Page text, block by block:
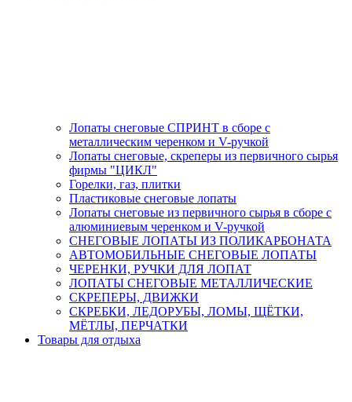
Лопаты снеговые СПРИНТ в сборе с
металлическим черенком и V-ручкой
Лопаты снеговые, скреперы из первичного сырья
фирмы "ЦИКЛ"
Горелки, газ, плитки
Пластиковые снеговые лопаты
Лопаты снеговые из первичного сырья в сборе с
алюминиевым черенком и V-ручкой
СНЕГОВЫЕ ЛОПАТЫ ИЗ ПОЛИКАРБОНАТА
АВТОМОБИЛЬНЫЕ СНЕГОВЫЕ ЛОПАТЫ
ЧЕРЕНКИ, РУЧКИ ДЛЯ ЛОПАТ
ЛОПАТЫ СНЕГОВЫЕ МЕТАЛЛИЧЕСКИЕ
СКРЕПЕРЫ, ДВИЖКИ
СКРЕБКИ, ЛЕДОРУБЫ, ЛОМЫ, ЩЁТКИ,
МЁТЛЫ, ПЕРЧАТКИ
Товары для отдыха